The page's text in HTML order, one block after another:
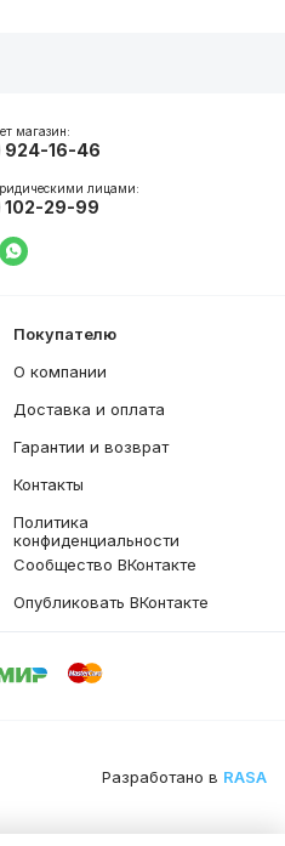
Покупателю
О компании
Доставка и оплата
Гарантии и возврат
Контакты
Политика
конфиденциальности
Сообщество ВКонтакте
Опубликовать ВКонтакте
магазин:
924-16-46
лицами:
102-29-99
Написать в WhatsApp
Разработано в RASA